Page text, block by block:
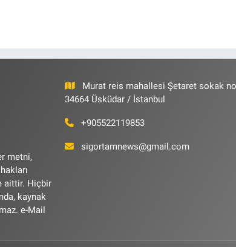
metni,
aittir. Hiçbir
kaynak
e-Mail
Murat reis mahallesi Şetaret sokak
34664 Üsküdar / İstanbul
+905522119853
sigortamnews@gmail.com